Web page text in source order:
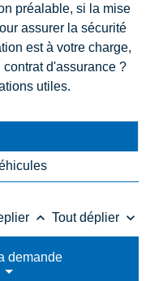
préalable, si la mise
assurer la sécurité
est à votre charge,
d'assurance ?
utiles.
keyboard_arrow_up Tout déplier keyboard_arrow_down
demande